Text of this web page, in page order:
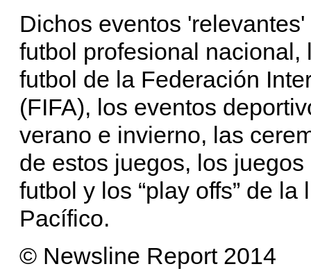
Dichos eventos
futbol profesional
futbol de la Federación
(FIFA), los eventos
verano e invierno, las
de estos juegos, los
futbol y los “play offs” de
Pacífico.
© Newsline Report 2014